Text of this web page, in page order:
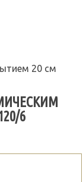
20 см
6